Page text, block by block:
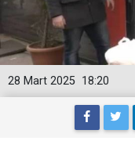
18:20
28 Mart 2025